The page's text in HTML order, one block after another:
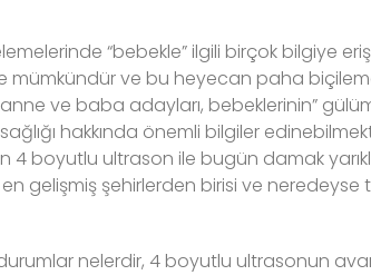
“bebekle” ilgili birçok bilgiye
mümkündür ve bu heyecan paha
ve baba adayları, bebeklerinin”
hakkında önemli bilgiler
boyutlu ultrason ile bugün damak
gelişmiş şehirlerden birisi ve neredeyse
nelerdir, 4 boyutlu ultrasonun